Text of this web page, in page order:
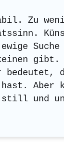
Zu
Suche
bedeutet,
hast. Aber
still und